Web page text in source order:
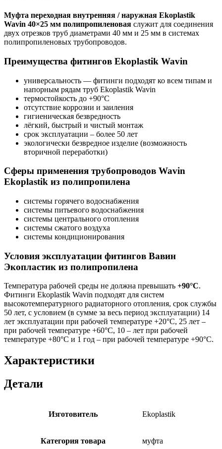
Муфта переходная внутренняя / наружная Ekoplastik
Wavin 40×25 мм полипропиленовая служит для соединения
двух отрезков труб диаметрами 40 мм и 25 мм в системах
полипропиленовых трубопроводов.
Преимущества фитингов Ekoplastik Wavin
универсальность — фитинги подходят ко всем типам и
напорным рядам труб Ekoplastik Wavin
термостойкость до +90°C
отсутствие коррозии и заиления
гигиеническая безвредность
лёгкий, быстрый и чистый монтаж
срок эксплуатации – более 50 лет
экологически безвредное изделие (возможность
вторичной переработки)
Сферы применения трубопроводов Wavin
Ekoplastik из полипропилена
системы горячего водоснабжения
системы питьевого водоснабжения
системы центрального отопления
системы сжатого воздуха
системы кондиционирования
Условия эксплуатации фитингов Вавин
Экопластик из полипропилена
Температура рабочей среды не должна превышать +90°C.
Фитинги Ekoplastik Wavin подходят для систем
высокотемпературного радиаторного отопления, срок службы
50 лет, с условием (в сумме за весь период эксплуатации) 14
лет эксплуатации при рабочей температуре +20°С, 25 лет –
при рабочей температуре +60°С, 10 – лет при рабочей
температуре +80°С и 1 год – при рабочей температуре +90°С.
Характеристики
Детали
Изготовитель Ekoplastik
Категория товара муфта